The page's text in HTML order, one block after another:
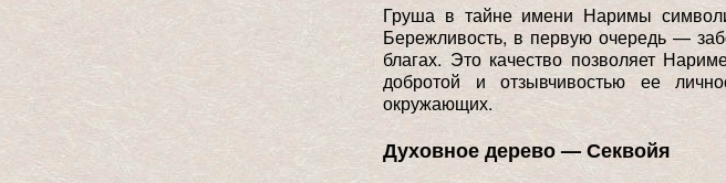
Груша в тайне имени Наримы
Бережливость, в первую очередь —
благах. Это качество позволяет
добротой и отзывчивостью ее
окружающих.
Духовное дерево — Секвойя